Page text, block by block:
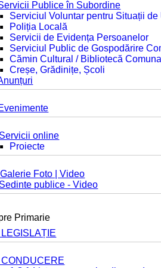
Publice în Subordine
Serviciul Voluntar pentru Situații de
Poliția Locală
Servicii de Evidența Persoanelor
Serviciul Public de Gospodărire
Cămin Cultural / Bibliotecă
Creșe, Grădinițe, Școli
Servicii online
Proiecte
Galerie Foto | Video
Sedinte publice - Video
Primarie
LEGISLAȚIE
CONDUCERE